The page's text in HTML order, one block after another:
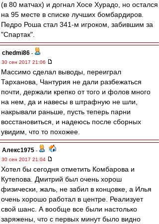
(в 80 матчах) и догнал Хосе Хурадо, но остался
на 95 месте в списке лучших бомбардиров.
Педро Роша стал 341-м игроком, забившим за
"Спартак".
chedmi86 -
30 сен 2017 21:06
Массимо сделал выводы, переиграл
Тарханова, Чантурия не дали разбежаться
почти, держали крепко от того и фолов много
на нем, да и навесы в штрафную не шли,
накрывали раньше, пусть теперь парни
восстановиться, и надеюсь после сборных
увидим, что то похожее.
Алекс1975 -
30 сен 2017 21:04
Хотел бы сегодня отметить Комбарова и
Кутепова. Дмитрий был очень хорош
физически, жаль, не забил в концовке, а Илья
очень хорошо работал в центре. Реализует
свой шанс. А вообще все были настолько
заряжены, что с первых минут было видно